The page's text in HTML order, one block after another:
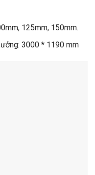
125mm, 150mm.
3000 * 1190 mm